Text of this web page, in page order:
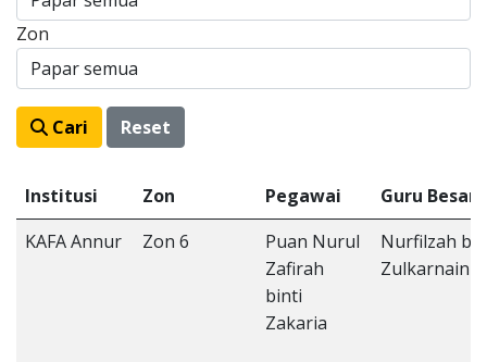
Zon
Cari Reset
Institusi Zon Pegawai
Guru Besar
KAFA Annur
Zon 6
Puan Nurul
Zafirah
binti
Zakaria
Nurfilzah
Zulkarnain